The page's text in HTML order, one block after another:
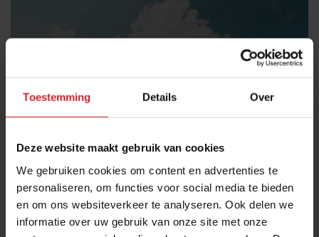
Toestemming Details Over
Deze website maakt gebruik van cookies
We gebruiken cookies om content en advertenties te
personaliseren, om functies voor social media te bieden
en om ons websiteverkeer te analyseren. Ook delen we
informatie over uw gebruik van onze site met onze
Toekomstbestendige bistrogerechten